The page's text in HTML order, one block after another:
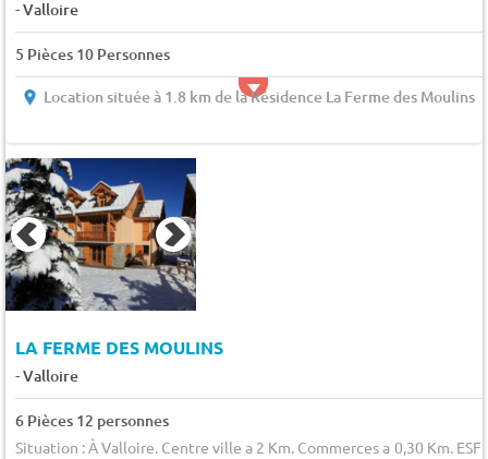
-Valloire
5 Pièces 10 Personnes
Location située à 1.8 km de la Résidence La Ferme des Moulins
LA FERME DES MOULINS
-Valloire
6 Pièces 12 personnes
Situation : À Valloire. Centre ville a 2 Km. Commerces a 0,30 Km. ESF